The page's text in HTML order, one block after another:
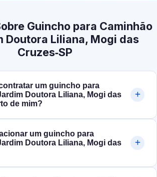
Guincho para Caminhão
Doutora Liliana, Mogi das
Cruzes‑SP
um guincho para
Doutora Liliana, Mogi das
de mim?
um guincho para
Doutora Liliana, Mogi das